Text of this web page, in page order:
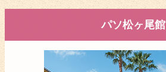
パソ松ヶ尾館